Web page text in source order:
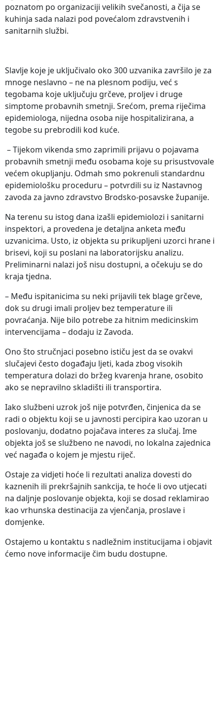
poznatom po organizaciji velikih svečanosti, a čija se
kuhinja sada nalazi pod povećalom zdravstvenih i
sanitarnih službi.
Slavlje koje je uključivalo oko 300 uzvanika završilo je za
mnoge neslavno – ne na plesnom podiju, već s
tegobama koje uključuju grčeve, proljev i druge
simptome probavnih smetnji. Srećom, prema riječima
epidemiologa, nijedna osoba nije hospitalizirana, a
tegobe su prebrodili kod kuće.
– Tijekom vikenda smo zaprimili prijavu o pojavama
probavnih smetnji među osobama koje su prisustvovale
većem okupljanju. Odmah smo pokrenuli standardnu
epidemiološku proceduru – potvrdili su iz Nastavnog
zavoda za javno zdravstvo Brodsko-posavske županije.
Na terenu su istog dana izašli epidemiolozi i sanitarni
inspektori, a provedena je detaljna anketa među
uzvanicima. Usto, iz objekta su prikupljeni uzorci hrane i
brisevi, koji su poslani na laboratorijsku analizu.
Preliminarni nalazi još nisu dostupni, a očekuju se do
kraja tjedna.
– Među ispitanicima su neki prijavili tek blage grčeve,
dok su drugi imali proljev bez temperature ili
povraćanja. Nije bilo potrebe za hitnim medicinskim
intervencijama – dodaju iz Zavoda.
Ono što stručnjaci posebno ističu jest da se ovakvi
slučajevi često događaju ljeti, kada zbog visokih
temperatura dolazi do bržeg kvarenja hrane, osobito
ako se nepravilno skladišti ili transportira.
Iako službeni uzrok još nije potvrđen, činjenica da se
radi o objektu koji se u javnosti percipira kao uzoran u
poslovanju, dodatno pojačava interes za slučaj. Ime
objekta još se službeno ne navodi, no lokalna zajednica
već nagađa o kojem je mjestu riječ.
Ostaje za vidjeti hoće li rezultati analiza dovesti do
kaznenih ili prekršajnih sankcija, te hoće li ovo utjecati
na daljnje poslovanje objekta, koji se dosad reklamirao
kao vrhunska destinacija za vjenčanja, proslave i
domjenke.
Ostajemo u kontaktu s nadležnim institucijama i objavit
ćemo nove informacije čim budu dostupne.